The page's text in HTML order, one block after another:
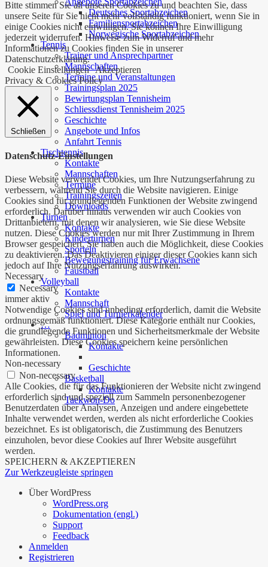
Deutsches Sportabzeichen
Familiensportabzeichen
Norwegische Sportabzeichen
Tennis
Trainer und Ansprechpartner
Mannschaften
Termine und Veranstaltungen
Trainingsplan 2025
Bewirtungsplan Tennisheim
Schliessdienst Tennisheim 2025
Geschichte
Angebote und Infos
Anfahrt Tennis
Tischtennis
Kontakte
Mannschaften
Termine
Trainingszeiten
Downloads
Turnen
Kontakte
Kinderturnen
Sporteln
Bewegungstraining für Erwachsene
Faustball
Volleyball
Kontakte
Mannschaft
Spiel und Turnierkalender
…
Badminton
Kontakte
Geschichte
Basketball
Kontakte
Taekwon-Do
Bitte stimmen Sie all unseren Cookies zu und beachten Sie, dass
unsere Seite für Sie nicht mehr vollständig funktioniert, wenn Sie in
einige Cookies nicht einwilligen. Sie können Ihre Einwilligung
jederzeit widerrufen. Hinweise zum Widerruf und mehr
Informationen zu Cookies finden Sie in unserer
Datenschutzerklärung.
Cookie Einstellungen Akzeptieren
Privacy & Cookies Policy
Schließen
Datenschutz-Einstellungen
Diese Website verwendet Cookies, um Ihre Nutzungserfahrung zu
verbessern, während Sie durch die Website navigieren. Einige
Cookies sind für grundlegenden Funktionen der Website zwingend
erforderlich. Darüber hinaus verwenden wir auch Cookies von
Drittanbietern, mit denen wir analysieren, wie Sie diese Website
nutzen. Diese Cookies werden nur mit Ihrer Zustimmung in Ihrem
Browser gespeichert. Sie haben auch die Möglichkeit, diese Cookies
zu deaktivieren. Das Deaktivieren einiger dieser Cookies kann sich
jedoch auf Ihre Nutzungserfahrung auswirken.
Necessary
Necessary
immer aktiv
Notwendige Cookies sind unbedingt erforderlich, damit die Website
ordnungsgemäß funktioniert. Diese Kategorie enthält nur Cookies,
die grundlegende Funktionen und Sicherheitsmerkmale der Website
gewährleisten. Diese Cookies speichern keine persönlichen
Informationen.
Non-necessary
Non-necessary
Alle Cookies, die für das Funktionieren der Website nicht zwingend
erforderlich sind und speziell zum Sammeln personenbezogener
Benutzerdaten über Analysen, Anzeigen und andere eingebettete
Inhalte verwendet werden, werden als nicht erforderliche Cookies
bezeichnet. Es ist obligatorisch, die Zustimmung des Benutzers
einzuholen, bevor diese Cookies auf Ihrer Website ausgeführt
werden.
SPEICHERN & AKZEPTIEREN
Zur Werkzeugleiste springen
Über WordPress
WordPress.org
Dokumentation (engl.)
Support
Feedback
Anmelden
Registrieren